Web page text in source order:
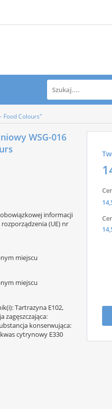
Twój
pewno znajdziesz
Food Colours"
WSG-016
informacji
(UE) nr
miejscu
miejscu
Tartrazyna E102,
zagęszczająca:
konserwująca:
cytrynowy E330